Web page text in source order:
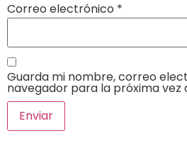
Correo electrónico *
Guarda mi nombre, correo
navegador para la próxima vez